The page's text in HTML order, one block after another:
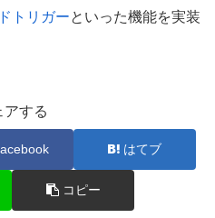
トリガーといった機能を実装
アする
はてブ
コピー